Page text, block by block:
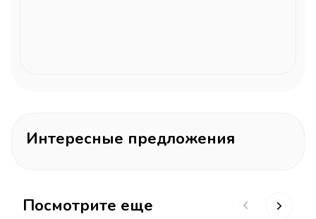
Интересные предложения
Посмотрите еще